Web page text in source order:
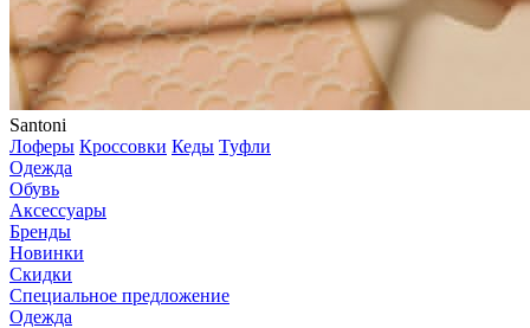
Santoni
Лоферы Кроссовки Кеды Туфли
Одежда
Обувь
Аксессуары
Бренды
Новинки
Скидки
Специальное предложение
Одежда